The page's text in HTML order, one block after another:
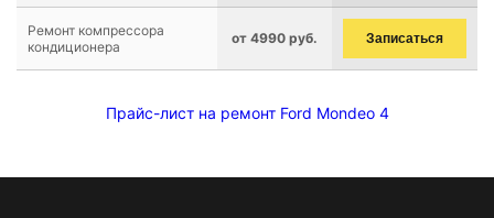
Ремонт компрессора
кондиционера
от 4990 руб. Записаться
Прайс-лист на ремонт Ford Mondeo 4